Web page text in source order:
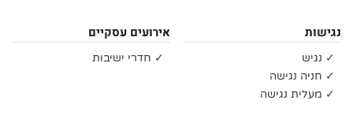
נגישות
✓ נגיש
✓ חניה נגישה
✓ מעלית נגישה
אירועים עסקיים
✓ חדרי ישיבות